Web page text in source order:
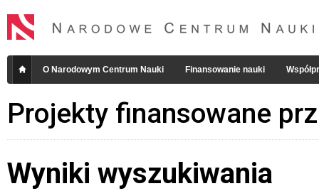
O Narodowym Centrum Nauki Finansowanie nauki
Projekty finansowane
Wyniki wyszukiwania